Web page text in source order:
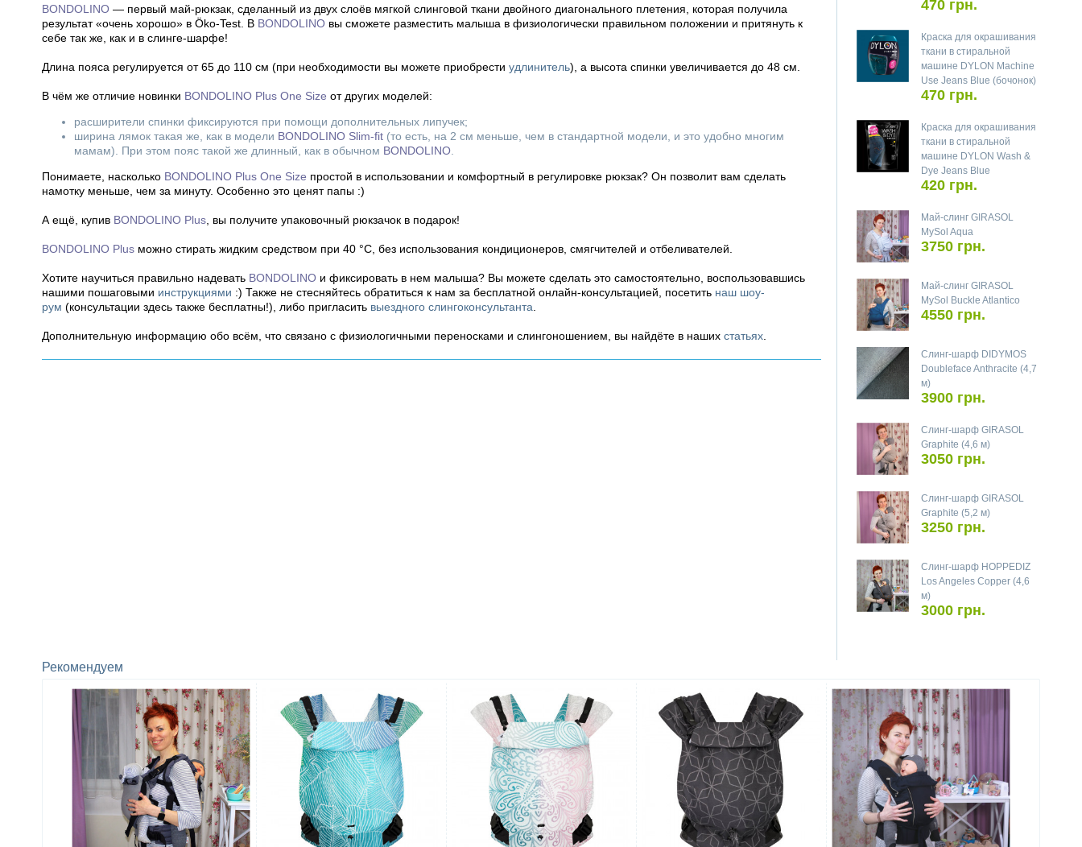
BONDOLINO — первый май-рюкзак, сделанный из двух слоёв мягкой слинговой ткани двойного диагонального плетения, которая получила
результат «очень хорошо» в Öko-Test. В BONDOLINO вы сможете разместить малыша в физиологически правильном положении и притянуть к
себе так же, как и в слинге-шарфе!
Длина пояса регулируется от 65 до 110 см (при необходимости вы можете приобрести удлинитель), а высота спинки увеличивается до 48 см.
В чём же отличие новинки BONDOLINO Plus One Size от других моделей:
расширители спинки фиксируются при помощи дополнительных липучек;
ширина лямок такая же, как в модели BONDOLINO Slim-fit (то есть, на 2 см меньше, чем в стандартной модели, и это удобно многим
мамам). При этом пояс такой же длинный, как в обычном BONDOLINO
Понимаете, насколько BONDOLINO Plus One Size простой в использовании и комфортный в регулировке рюкзак? Он позволит вам сделать
намотку меньше, чем за минуту. Особенно это ценят папы :)
А ещё, купив BONDOLINO Plus , вы получите упаковочный рюкзачок в подарок!
BONDOLINO Plus можно стирать жидким средством при 40 °C, без использования кондиционеров, смягчителей и отбеливателей.
Хотите научиться правильно надевать BONDOLINO и фиксировать в нем малыша? Вы можете сделать это самостоятельно, воспользовавшись
нашими пошаговыми инструкциями :) Также не стесняйтесь обратиться к нам за бесплатной онлайн-консультацией, посетить наш шоу-
рум (консультации здесь также бесплатны!), либо пригласить выездного слингоконсультанта
Дополнительную информацию обо всём, что связано с физиологичными переносками и слингоношением, вы найдёте в наших статьях
470 грн.
Краска для окрашивания
ткани в стиральной
машине DYLON Machine
Use Jeans Blue (бочонок)
470 грн.
Краска для окрашивания
ткани в стиральной
машине DYLON Wash &
Dye Jeans Blue
420 грн.
Май-слинг GIRASOL
MySol Aqua
3750 грн.
Май-слинг GIRASOL
MySol Buckle Atlantico
4550 грн.
Слинг-шарф DIDYMOS
Doubleface Anthracite (4,7
м)
3900 грн.
Слинг-шарф GIRASOL
Graphite (4,6 м)
3050 грн.
Слинг-шарф GIRASOL
Graphite (5,2 м)
3250 грн.
Слинг-шарф HOPPEDIZ
Los Angeles Copper (4,6
м)
3000 грн.
Рекомендуем